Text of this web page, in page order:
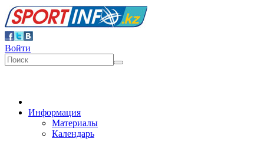
Войти
Информация
Материалы
Календарь